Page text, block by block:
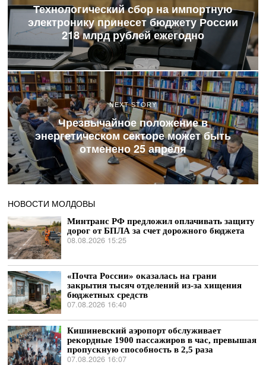
Технологический сбор на импортную
электронику принесет бюджету России
218 млрд рублей ежегодно
NEXT STORY
Чрезвычайное положение в
энергетическом секторе может быть
отменено 25 апреля
НОВОСТИ МОЛДОВЫ
Минтранс РФ предложил оплачивать защиту
дорог от БПЛА за счет дорожного бюджета
08.08.2026 15:25
«Почта России» оказалась на грани
закрытия тысяч отделений из-за хищения
бюджетных средств
07.08.2026 16:40
Кишиневский аэропорт обслуживает
рекордные 1900 пассажиров в час, превышая
пропускную способность в 2,5 раза
07.08.2026 16:07